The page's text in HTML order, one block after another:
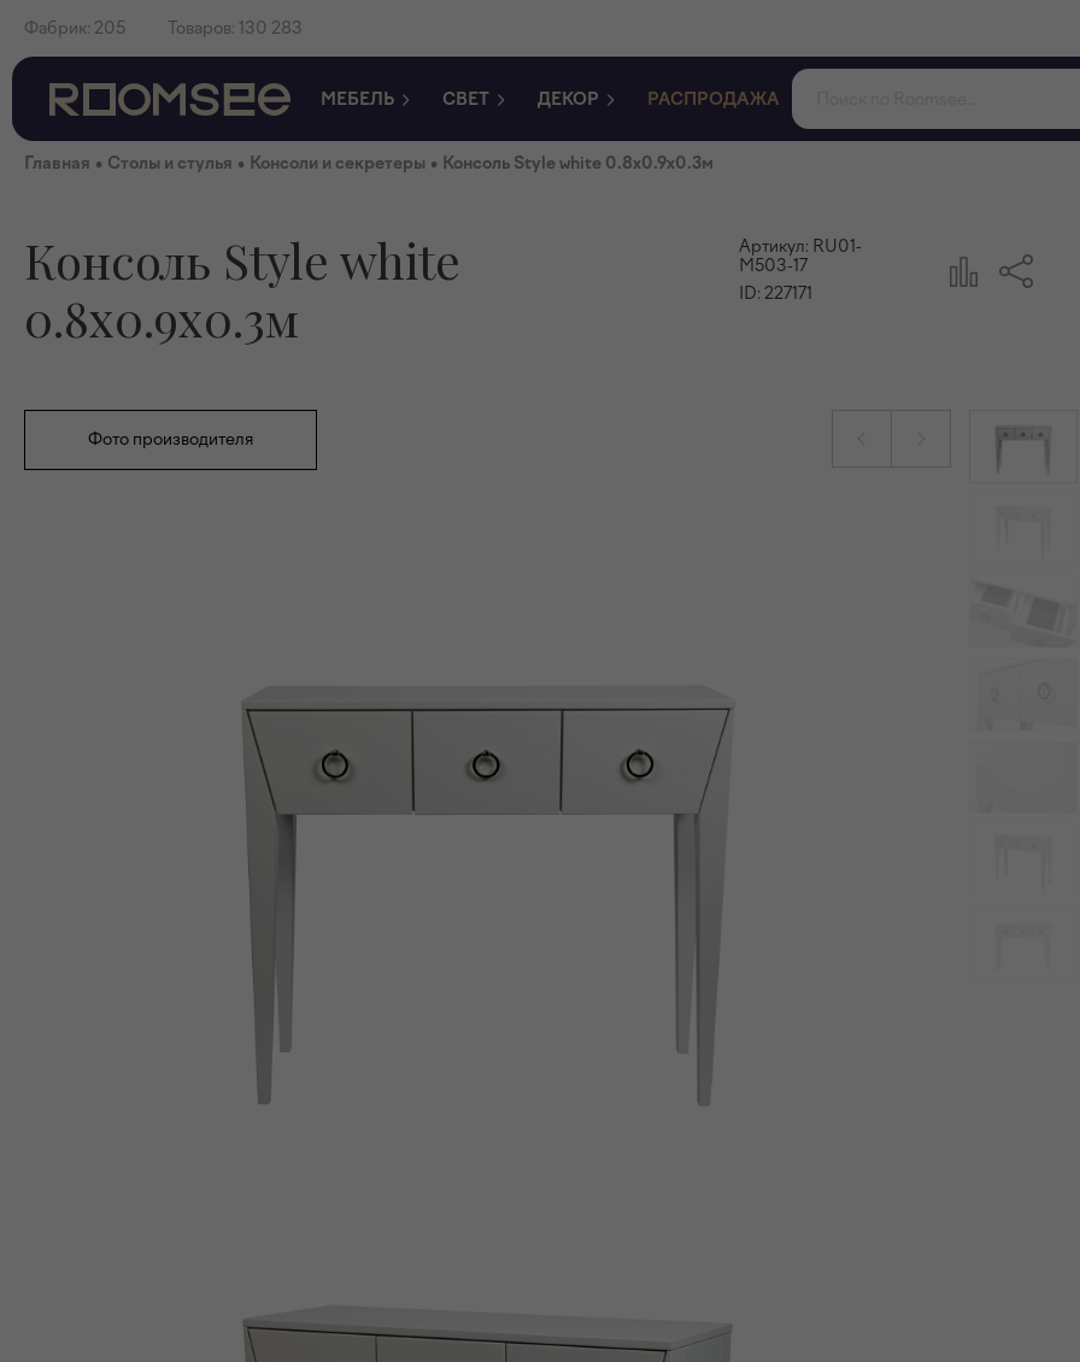
Фабрик: 205 Товаров: 130 283
МЕБЕЛЬ СВЕТ ДЕКОР РАСПРОДАЖА
Главная • Столы и стулья • Консоли и секретеры • Консоль Style white 0.8x0.9x0.3м
Консоль Style white
0.8x0.9x0.3м
Артикул: RU01-
M503-17
ID: 227171
Фото производителя